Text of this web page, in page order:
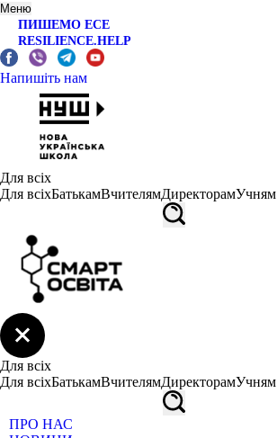
Меню
ПИШЕМО ЕСЕ
RESILIENCE.HELP
Напишіть нам
Для всіх
Для всіхБатькамВчителямДиректорамУчням
Для всіх
Для всіхБатькамВчителямДиректорамУчням
ПРО НАС